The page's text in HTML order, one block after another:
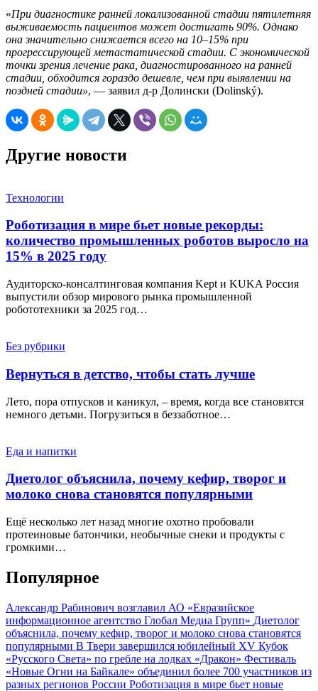
«При диагностике ранней локализованной стадии пятилетняя
выживаемость пациентов может достигать 90%. Однако
она значительно снижается всего на 10–15% при
прогрессирующей метастатической стадии. С экономической
точки зрения лечение рака, диагностированного на ранней
стадии, обходится гораздо дешевле, чем при выявлении на
поздней стадии», — заявил д-р Долински (Dolinský).
Другие новости
Технологии
Роботизация в мире бьет новые рекорды:
количество промышленных роботов выросло на
15% в 2025 году
Аудиторско-консалтинговая компания Kept и KUKA Россия
выпустили обзор мирового рынка промышленной
робототехники за 2025 год…
Без рубрики
Вернуться в детство, чтобы стать лучше
Лето, пора отпусков и каникул, – время, когда все становятся
немного детьми. Погрузиться в беззаботное…
Еда и напитки
Диетолог объяснила, почему кефир, творог и
молоко снова становятся популярными
Ещё несколько лет назад многие охотно пробовали
протеиновые батончики, необычные снеки и продукты с
громкими…
Популярное
Александр Рабинович возглавил АО «Евразийское
информационное агентство Глобал Медиа Групп» Диетолог
объяснила, почему кефир, творог и молоко снова становятся
популярными В Твери завершился юбилейный XV Кубок
«Русского Света» по гребле на лодках «Дракон» Фестиваль
«Новые Огни на Байкале» объединил более 700 участников из
разных регионов России Роботизация в мире бьет новые